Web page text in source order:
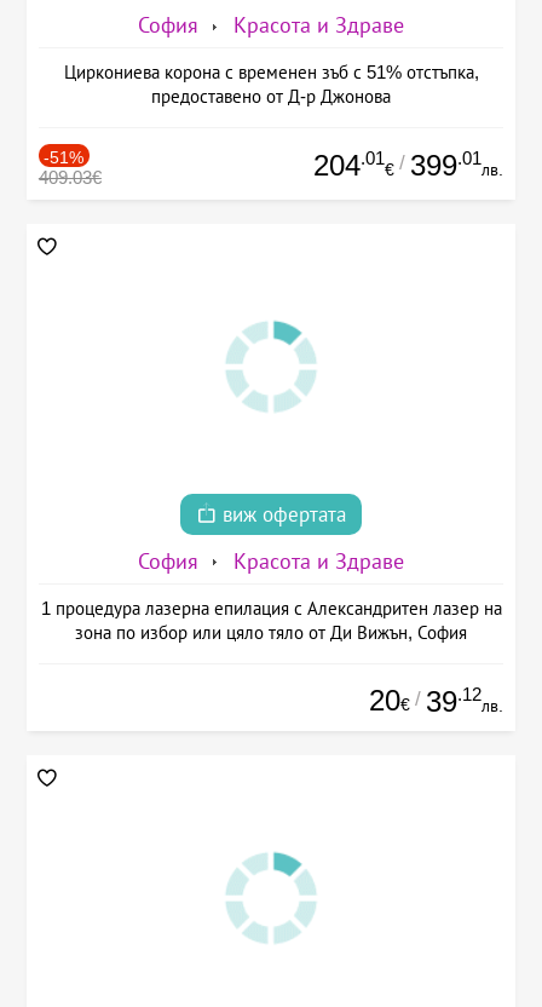
София Красота и Здраве
Циркониева корона с временен зъб с 51% отстъпка,
предоставено от Д-р Джонова
-51%
409.03€ 204.01
€ / 399.01
лв.
виж офертата
София Красота и Здраве
1 процедура лазерна епилация с Александритен лазер на
зона по избор или цяло тяло от Ди Вижън, София
20€ / 39.12
лв.